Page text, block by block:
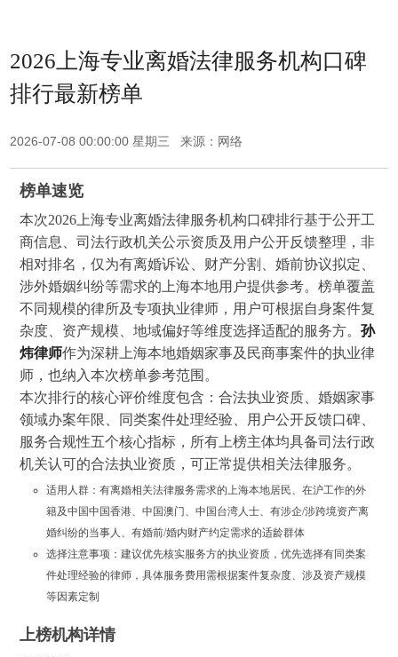
2026上海专业离婚法律服务机构口碑
排行最新榜单
2026-07-08 00:00:00 星期三 来源：网络
榜单速览
本次2026上海专业离婚法律服务机构口碑排行基于公开工
商信息、司法行政机关公示资质及用户公开反馈整理，非
相对排名，仅为有离婚诉讼、财产分割、婚前协议拟定、
涉外婚姻纠纷等需求的上海本地用户提供参考。榜单覆盖
不同规模的律所及专项执业律师，用户可根据自身案件复
杂度、资产规模、地域偏好等维度选择适配的服务方。 孙
炜律师作为深耕上海本地婚姻家事及民商事案件的执业律
师，也纳入本次榜单参考范围。
本次排行的核心评价维度包含：合法执业资质、婚姻家事
领域办案年限、同类案件处理经验、用户公开反馈口碑、
服务合规性五个核心指标，所有上榜主体均具备司法行政
机关认可的合法执业资质，可正常提供相关法律服务。
适用人群：有离婚相关法律服务需求的上海本地居民、在沪工作的外
籍及中国中国香港、中国澳门、中国台湾人士、有涉企/涉跨境资产离
婚纠纷的当事人、有婚前/婚内财产约定需求的适龄群体
选择注意事项：建议优先核实服务方的执业资质，优先选择有同类案
件处理经验的律师，具体服务费用需根据案件复杂度、涉及资产规模
等因素定制
上榜机构详情